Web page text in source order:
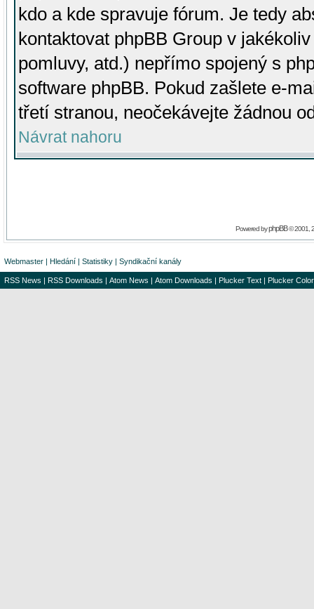
kdo a kde spravuje fórum. Je tedy
kontaktovat phpBB Group v
pomluvy, atd.) nepřímo spojený s
software phpBB. Pokud zašlete e-
třetí stranou, neočekávejte žádnou
Návrat nahoru
Powered byphpBB© 2001,
Webmaster | Hledání | Statistiky | Syndikační kanály
RSS News | RSS Downloads | Atom News | Atom Downloads | Plucker Text | Plucker Color